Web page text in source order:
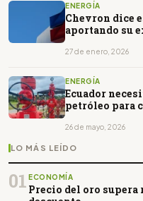
ENERGÍA
Chevron dice
aportando su
27 de enero, 2026
ENERGÍA
Ecuador
petróleo para
26 de mayo, 2026
LO MÁS LEÍDO
01 ECONOMÍA
Precio del oro supera